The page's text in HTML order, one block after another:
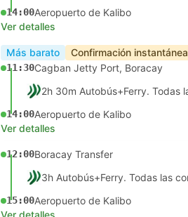
14:00Aeropuerto de Kalibo
Ver detalles
Más barato Confirmación instantánea
11:30Cagban Jetty Port, Boracay
14:00Aeropuerto de Kalibo
Ver detalles
12:00Boracay Transfer
15:00Aeropuerto de Kalibo
Ver detalles